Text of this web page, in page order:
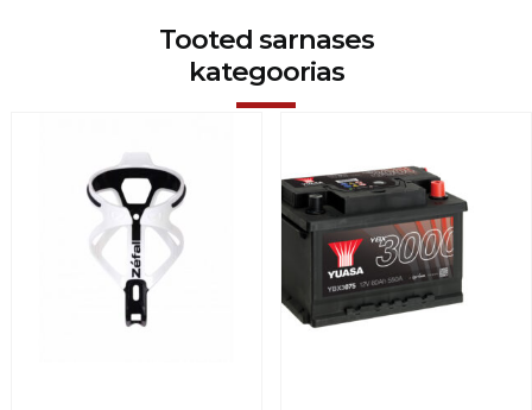
Tooted sarnases
kategoorias